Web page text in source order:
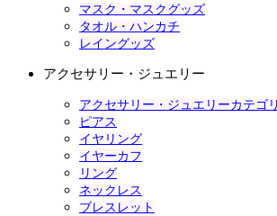
マスク・マスクグッズ
タオル・ハンカチ
レイングッズ
アクセサリー・ジュエリー
アクセサリー・ジュエリーカテゴ
ピアス
イヤリング
イヤーカフ
リング
ネックレス
ブレスレット